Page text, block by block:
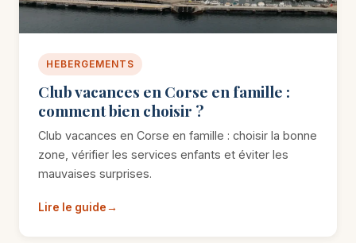
HEBERGEMENTS
Club vacances en Corse en famille :
comment bien choisir ?
Club vacances en Corse en famille : choisir la bonne
zone, vérifier les services enfants et éviter les
mauvaises surprises.
Lire le guide